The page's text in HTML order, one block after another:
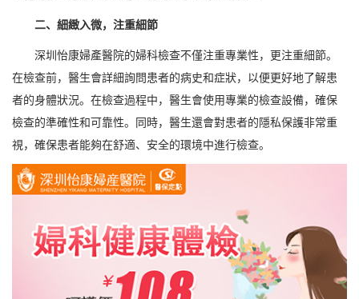
二、細緻入微，注重細節
深圳怡康婦產醫院的婦科檢查不僅注重專業性，更注重細節。
在檢查前，醫生會詳細詢問患者的病史和症狀，以便更好地了解患
者的身體狀況。在檢查過程中，醫生會使用專業的檢查設備，確保
檢查的準確性和可靠性。同時，醫生還會對患者的隱私保護非常重
視，確保患者能夠在舒適、安全的環境中進行檢查。